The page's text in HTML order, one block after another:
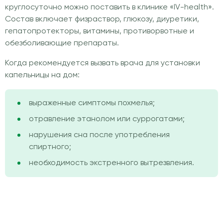
круглосуточно можно поставить в клинике «IV-health».
Состав включает физраствор, глюкозу, диуретики,
гепатопротекторы, витамины, противорвотные и
обезболивающие препараты.
Когда рекомендуется вызвать врача для установки
капельницы на дом:
выраженные симптомы похмелья;
отравление этанолом или суррогатами;
нарушения сна после употребления
спиртного;
необходимость экстренного вытрезвления.